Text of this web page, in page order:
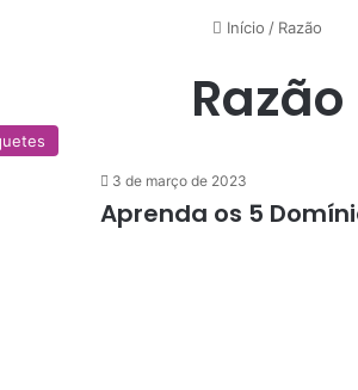
Início / Razão
Razão
3 de março de 2023
Aprenda os 5